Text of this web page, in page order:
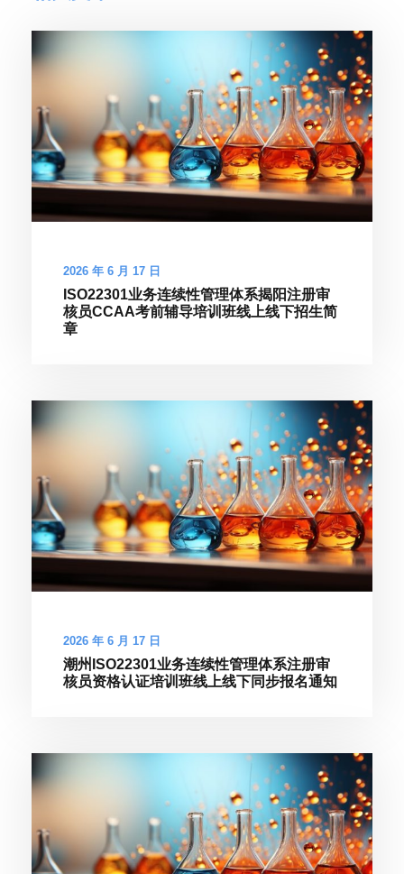
2026 年 6 月 17 日
ISO22301业务连续性管理体系揭阳注册审
核员CCAA考前辅导培训班线上线下招生简
章
2026 年 6 月 17 日
潮州ISO22301业务连续性管理体系注册审
核员资格认证培训班线上线下同步报名通知